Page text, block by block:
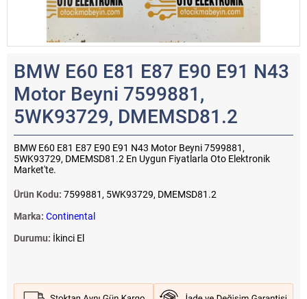
BMW E60 E81 E87 E90 E91 N43
Motor Beyni 7599881,
5WK93729, DMEMSD81.2
BMW E60 E81 E87 E90 E91 N43 Motor Beyni 7599881,
5WK93729, DMEMSD81.2 En Uygun Fiyatlarla Oto Elektronik
Market'te.
Ürün Kodu: 7599881, 5WK93729, DMEMSD81.2
Marka: Continental
Durumu: İkinci El